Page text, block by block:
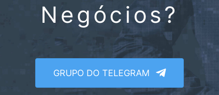
Negócios?
GRUPO DO TELEGRAM